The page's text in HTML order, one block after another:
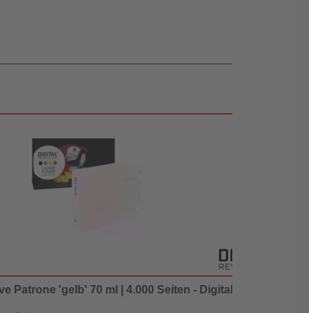
Patrone 'gelb' 70 ml | 4.000 Seiten - Digital Revolution